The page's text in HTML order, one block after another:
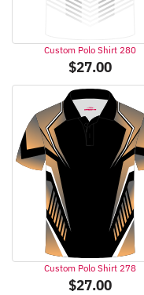
Custom Polo Shirt 280
$27.00
Custom Polo Shirt 278
$27.00